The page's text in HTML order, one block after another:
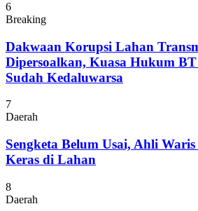
6
Breaking
Dakwaan Korupsi Lahan
Dipersoalkan, Kuasa Hukum
Sudah Kedaluwarsa
7
Daerah
Sengketa Belum Usai, Ahli
Keras di Lahan
8
Daerah